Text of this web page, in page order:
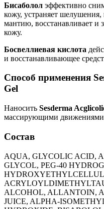
Бисаболол эффективно
кожу, устраняет
мантию, восстанавливает
кожу.
Босвеллиевая кислота
и восстанавливающее
Способ применения
Gel
Наносить Sesderma
массирующими движениями
Состав
AQUA, GLYCOLIC ACID,
GLYCOL, PEG-40
ALCOHOL, ALLANTOIN,
JUICE, ALPHA-